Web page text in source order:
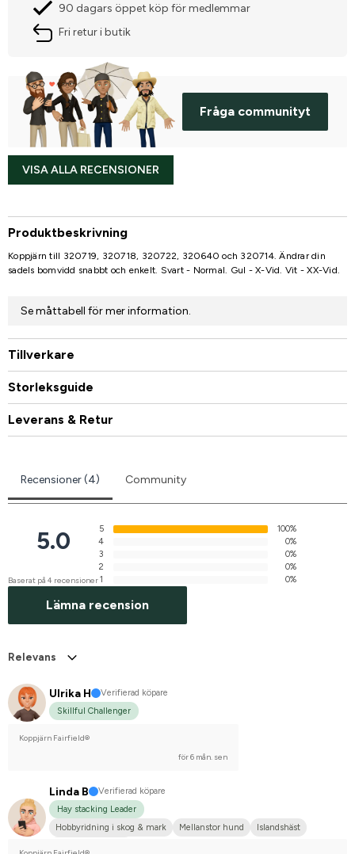
90 dagars öppet köp för medlemmar
Fri retur i butik
Fråga communityt
VISA ALLA RECENSIONER
Produktbeskrivning
Koppjärn till 320719, 320718, 320722, 320640 och 320714. Ändrar din
sadels bomvidd snabbt och enkelt. Svart - Normal. Gul - X-Vid. Vit - XX-Vid.
Se måttabell för mer information.
Tillverkare
Storleksguide
Leverans & Retur
Recensioner (4) Community
5.0
Baserat på 4 recensioner
5
100%
4
0%
3
0%
2
0%
1
0%
Lämna recension
Relevans
Ulrika H
Verifierad köpare
Skillful Challenger
Koppjärn Fairfield®
för 6 mån. sen
Linda B
Verifierad köpare
Hay stacking Leader
Hobbyridning i skog & mark
Mellanstor hund
Islandshäst